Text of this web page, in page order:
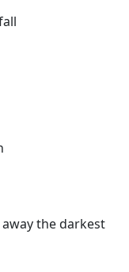
the darkest